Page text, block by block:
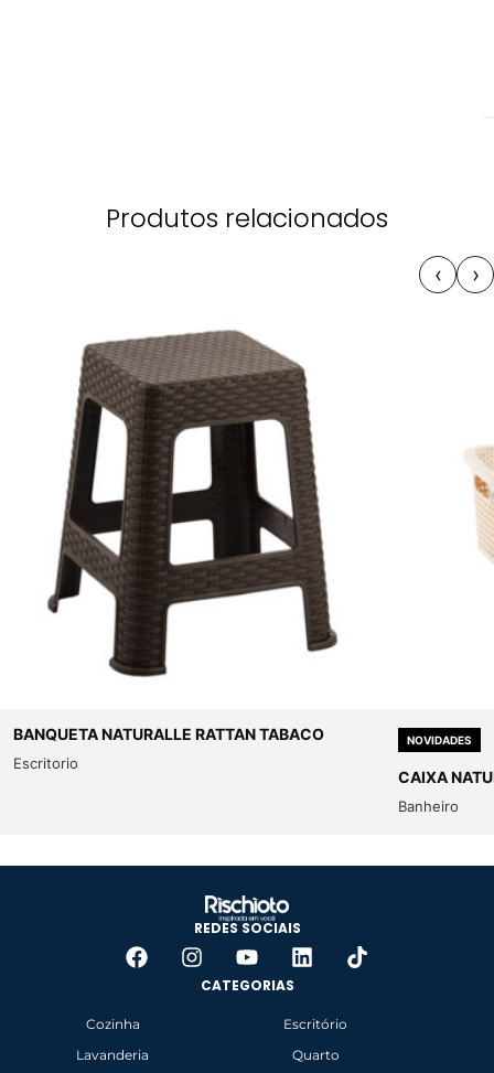
Produtos relacionados
‹ ›
BANQUETA NATURALLE RATTAN TABACO
Escritorio
NOVIDADES
CAIXA
Banheiro
REDES SOCIAIS
CATEGORIAS
Cozinha
Lavanderia
Escritório
Quarto